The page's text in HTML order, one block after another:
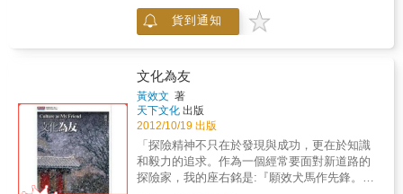
供實用的旅遊攻略、便宜的機票及訂房比價
等。 大眾點評網： 提供內地各大城市的生活消
費指南，相當於台灣的愛評網，用戶可於平台
費前的參考。 口碑網： 內地知名的淘寶網旗下
網站之一，屬於商家對消費者的電子商務
(BtoC)平台，為消費者用戶提供有關店家優
惠、消費評價等資訊。
南、重慶、武當山、少林寺、山東、北京、哈
爾濱、內蒙古、武漢及香港等地，因此寫下豐
不一樣的中國視角。 書中不但介紹中國各地風
土民情，作者旅遊途中的際遇也值得讓人回味
再三；旅遊中的一些細節或值得注意的地方，
作者也有著貼心小提示，讓想要去中國自助旅
行的人有更多參考資訊！ 別讓書本考試局限了
自己的視野，放開自己的心胸腳步，出門看看
中國不一樣的地方，或許人生會有不一樣的發
展喔！ 本書特色 留下難忘的回憶，在學生時代
貨到通知
文化為友
黃效文 著
天下文化 出版
2012/10/19 出版
「探險精神不只在於發現與成功，更在於知識
和毅力的追求。作為一個經常要面對新道路的
探險家，我的座右銘是:『願效犬馬作先鋒。』